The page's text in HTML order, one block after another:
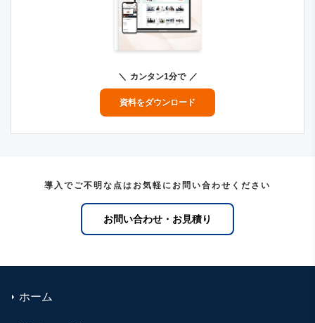
カンタン1分で
資料をダウンロード
導入でご不明な点はお気軽にお問い合わせください
お問い合わせ・お見積り
ホーム